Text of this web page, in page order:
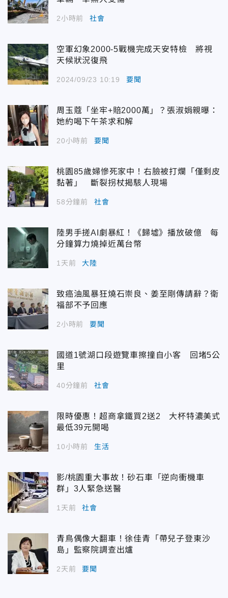
2小時前 社會
空軍幻象2000-5戰機完成天安特檢 將視
天候狀況復飛
2024/09/23 10:19 要聞
周玉蔻「坐牢+賠2000萬」？張淑娟親曝：
她約喝下午茶求和解
20小時前 要聞
桃園85歲婦慘死家中！右臉被打爛「僅剩皮
黏著」 斷裂拐杖揭駭人現場
58分鐘前 社會
陸男手搓AI劇暴紅！《歸墟》播放破億 每
分鐘算力燒掉近萬台幣
1天前 大陸
致癌油風暴狂燒石崇良、姜至剛傳請辭？衛
福部不予回應
2小時前 要聞
國道1號湖口段遊覽車擦撞自小客 回堵5公
里
40分鐘前 社會
限時優惠！超商拿鐵買2送2 大杯特濃美式
最低39元開喝
10小時前 生活
影/桃園重大事故！砂石車「逆向衝機車
群」3人緊急送醫
1天前 社會
青鳥偶像大翻車！徐佳青「帶兒子登東沙
島」監察院調查出爐
2天前 要聞